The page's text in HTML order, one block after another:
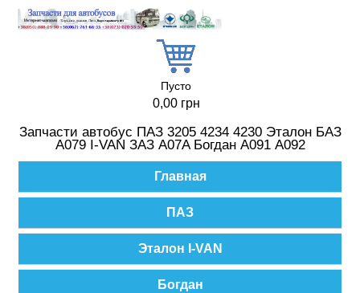
Пусто
0,00 грн
Запчасти автобус ПАЗ 3205 4234 4230 Эталон БАЗ
А079 I-VAN ЗАЗ A07A Богдан А091 А092
Главная
ПАЗ
Эталон I-VAN
Богдан